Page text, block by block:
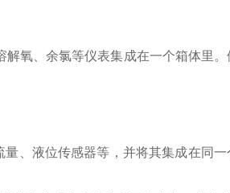
氧、余氯等仪表集成在一个箱体里。
、液位传感器等，并将其集成在同